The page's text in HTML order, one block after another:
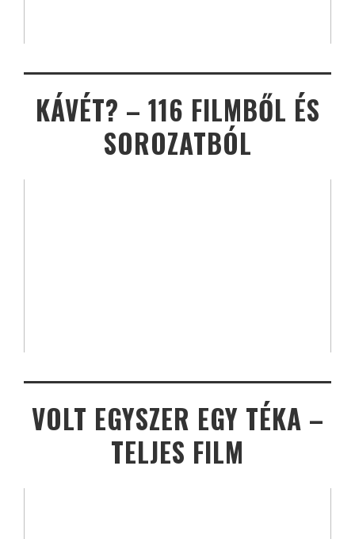
KÁVÉT? – 116 FILMBŐL ÉS
SOROZATBÓL
VOLT EGYSZER EGY TÉKA –
TELJES FILM